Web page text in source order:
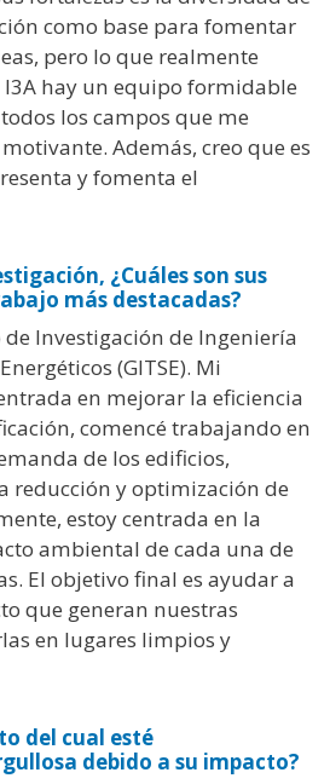
como base para fomentar
pero lo que realmente
I3A hay un equipo formidable
los campos que me
Además, creo que es
y fomenta el
¿Cuáles son sus
más destacadas?
de Investigación de Ingeniería
(GITSE). Mi
en mejorar la eficiencia
comencé trabajando en
de los edificios,
reducción y optimización de
estoy centrada en la
ambiental de cada una de
El objetivo final es ayudar a
que generan nuestras
en lugares limpios y
del cual esté
debido a su impacto?